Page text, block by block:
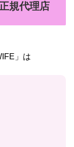
規代理店
」は